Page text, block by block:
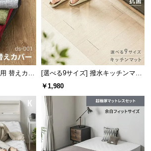
地 ファブリック生地
レッチ生地。流動性の高いビーズ
替えカバ
[選べる9サイズ] 撥水キッチンマッ
ト
￥1,980